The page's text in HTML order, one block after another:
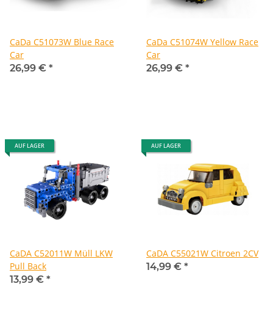
CaDa C51073W Blue Race
Car
26,99 € *
CaDa C51074W Yellow Race
Car
26,99 € *
AUF LAGER
CaDA C52011W Müll LKW
Pull Back
13,99 € *
AUF LAGER
CaDA C55021W Citroen 2CV
14,99 € *